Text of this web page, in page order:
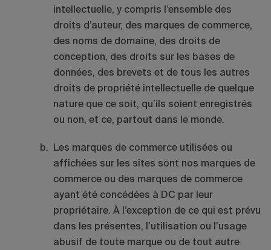
intellectuelle, y compris l’ensemble des
droits d’auteur, des marques de commerce,
des noms de domaine, des droits de
conception, des droits sur les bases de
données, des brevets et de tous les autres
droits de propriété intellectuelle de quelque
nature que ce soit, qu’ils soient enregistrés
ou non, et ce, partout dans le monde.
Les marques de commerce utilisées ou
affichées sur les sites sont nos marques de
commerce ou des marques de commerce
ayant été concédées à DC par leur
propriétaire. À l’exception de ce qui est prévu
dans les présentes, l’utilisation ou l’usage
abusif de toute marque ou de tout autre